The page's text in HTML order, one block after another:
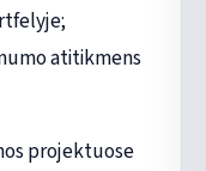
atitikmens
projektuose